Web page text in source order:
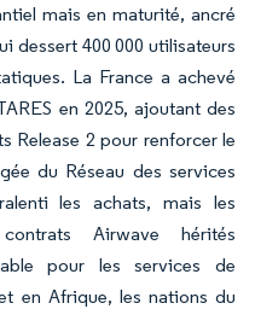
mais en maturité, ancré
dessert 400 000 utilisateurs
La France a achevé
en 2025, ajoutant des
Release 2 pour renforcer le
du Réseau des services
les achats, mais les
Airwave hérités
pour les services de
en Afrique, les nations du